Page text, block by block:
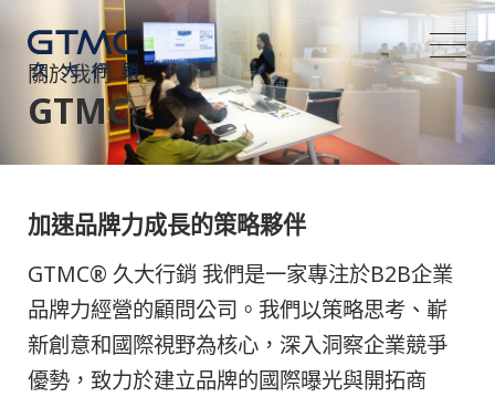
關於我們
GTMC
加速品牌力成長的策略夥伴
GTMC® 久大行銷 我們是一家專注於B2B企業
品牌力經營的顧問公司。我們以策略思考、嶄
新創意和國際視野為核心，深入洞察企業競爭
優勢，致力於建立品牌的國際曝光與開拓商